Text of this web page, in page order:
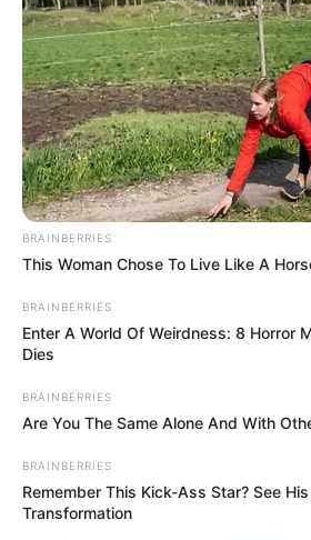
Χαλκίδα.
Οδηγοί καταγγέλλουν ότι
λίγο πριν ξημερώσει,
σημεία και μόλις εμφανιστεί
πετούν πέτρες.
Δεν πρόκειται για φήμες ή
Τουλάχιστον
καταγραφεί τις τελευταίες
με πληροφορίες από
αναρτήσεις στα μέσα
αιφνιδιάζονται όταν ακούνε
τζάμι.
Προσπαθούν να κρατήσουν
BRAINBERRIES
This Woman Chose To Live Like A
BRAINBERRIES
Enter A World Of Weirdness: 8 Horror
Dies
BRAINBERRIES
Are You The Same Alone And With
BRAINBERRIES
Remember This Kick-Ass Star? See
Transformation